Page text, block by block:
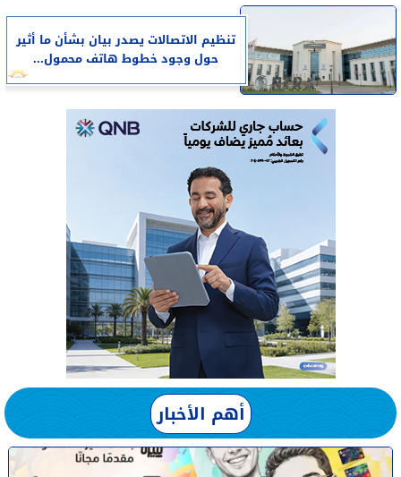
تنظيم الاتصالات يصدر بيان بشأن ما أثير
حول وجود خطوط هاتف محمول...
أهم الأخبار